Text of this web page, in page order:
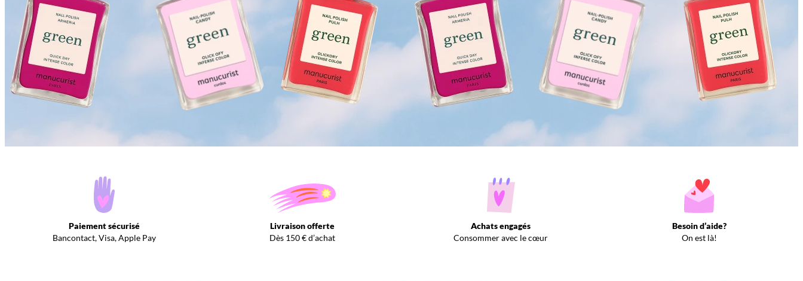
Paiement sécurisé
Bancontact, Visa, Apple Pay
Livraison offerte
Dès 150 € d’achat
Achats engagés
Consommer avec le cœur
Besoin d’aide?
On est là!